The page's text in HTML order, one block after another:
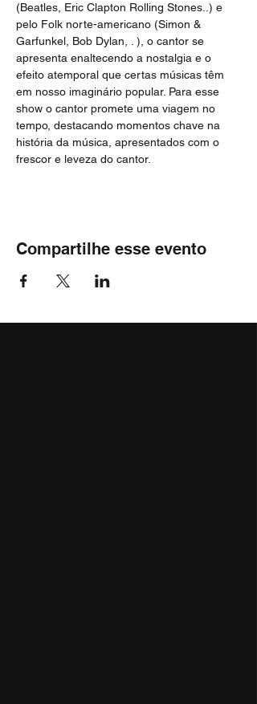
(Beatles, Eric Clapton Rolling Stones..) e
pelo Folk norte-americano (Simon &
Garfunkel, Bob Dylan, . ), o cantor se
apresenta enaltecendo a nostalgia e o
efeito atemporal que certas músicas têm
em nosso imaginário popular. Para esse
show o cantor promete uma viagem no
tempo, destacando momentos chave na
história da música, apresentados com o
frescor e leveza do cantor.
Compartilhe esse evento